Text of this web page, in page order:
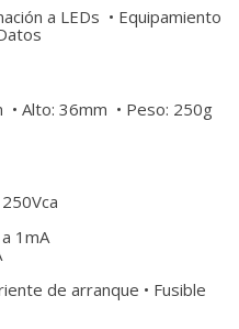
a LEDs • Equipamiento
• Alto: 36mm • Peso: 250g
1mA
de arranque • Fusible